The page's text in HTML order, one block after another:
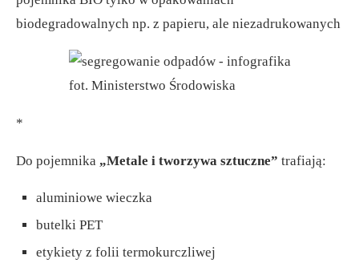
biodegradowalnych np. z papieru, ale niezadrukowanych
fot. Ministerstwo Środowiska
*
Do pojemnika „Metale i tworzywa sztuczne” trafiają:
aluminiowe wieczka
butelki PET
etykiety z folii termokurczliwej